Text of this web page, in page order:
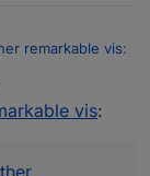
remarkable vis:
oben?
Ich nehm's
vis: